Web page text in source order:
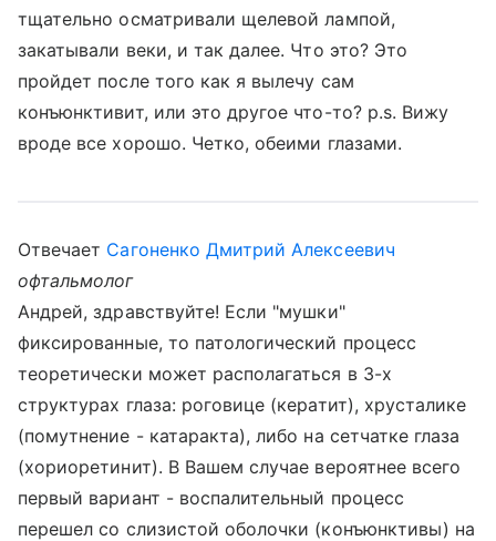
тщательно осматривали щелевой лампой,
закатывали веки, и так далее. Что это? Это
пройдет после того как я вылечу сам
конъюнктивит, или это другое что-то? p.s. Вижу
вроде все хорошо. Четко, обеими глазами.
Отвечает Сагоненко Дмитрий Алексеевич
офтальмолог
Андрей, здравствуйте! Если "мушки"
фиксированные, то патологический процесс
теоретически может располагаться в 3-х
структурах глаза: роговице (кератит), хрусталике
(помутнение - катаракта), либо на сетчатке глаза
(хориоретинит). В Вашем случае вероятнее всего
первый вариант - воспалительный процесс
перешел со слизистой оболочки (конъюнктивы) на